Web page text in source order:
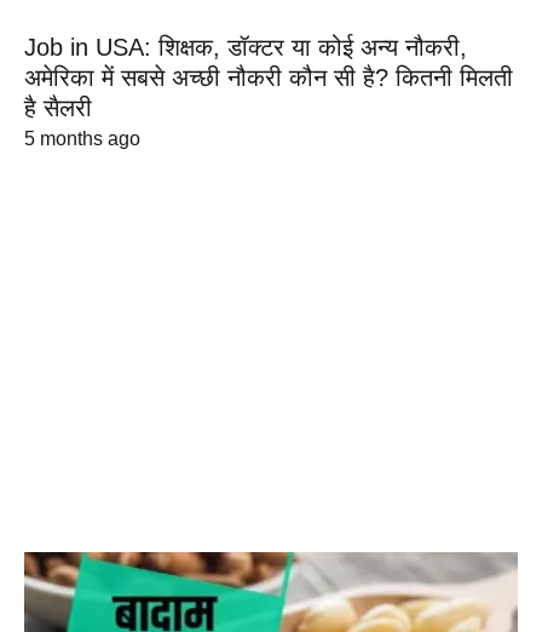
Job in USA: शिक्षक, डॉक्टर या कोई अन्य नौकरी,
अमेरिका में सबसे अच्छी नौकरी कौन सी है? कितनी मिलती
है सैलरी
5 months ago